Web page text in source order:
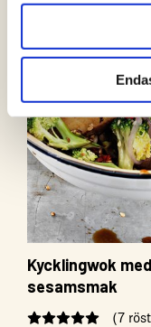
Kycklingwok
sesamsmak
(7